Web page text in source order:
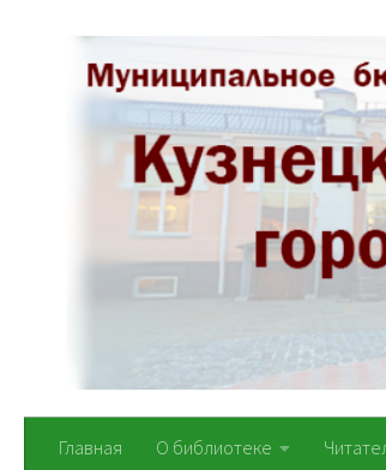
Перейти к содержимому
Главная О библиотеке